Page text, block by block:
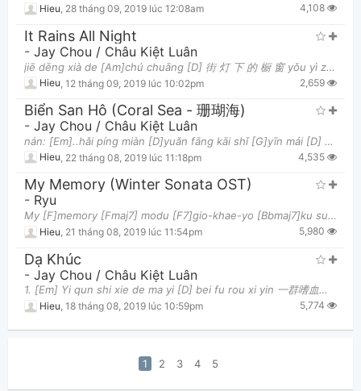
Hieu, 28 tháng 09, 2019 lúc 12:08am 4,108
It Rains All Night
- Jay Chou / Châu Kiệt Luân
jiē dēng xià de [Am]chú chuāng [D] 街 灯 下 的 橱 窗 yǒu yì zhǒng [G]luò mò de wēn [D/F#]nuǎn [Em] 有 一
Hieu 12 tháng 09, 2019 lúc 10:02pm 2,659
Biển San Hô (Coral Sea - 珊瑚海)
- Jay Chou / Châu Kiệt Luân
nán: [Em]..hǎi píng miàn [D]yuǎn fāng kāi shǐ [G]yīn mái [D] 男:海平面远方开始阴霾 [Em]..bēi shāng yào [D]zě
Hieu 22 tháng 08, 2019 lúc 11:18pm 4,535
My Memory (Winter Sonata OST)
- Ryu
My [F]memory [Fmaj7] modu [F7]gio-khae-yo [Bbmaj7]ku sun-gan[Bbm6] nu[Am7]nul kamumyon [D] aju ch
Hieu 21 tháng 08, 2019 lúc 11:54pm 5,980
Dạ Khúc
- Jay Chou / Châu Kiệt Luân
1. [Em] Yi qun shi xie de ma yi [D] bei fu rou xi yin 一群嗜血的螞蟻被腐肉所吸引 [C] Wo mian wu biao qing [G] k
Hieu 18 tháng 08, 2019 lúc 10:59pm 5,774
1 2 3 4 5